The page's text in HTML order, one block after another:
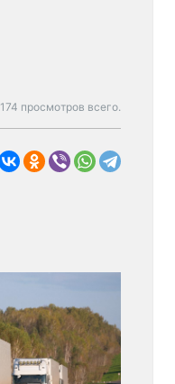
174 просмотров всего.